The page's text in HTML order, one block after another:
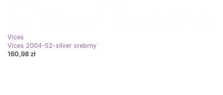
Vices
Vices 2004-52-silver srebrny
160,98 zł